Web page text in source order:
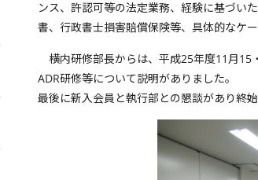
ンス、許認可等の法定業務、経験に基づい
書、行政書士損害賠償保険等、具体的なケ
横内研修部長からは、平成25年度11月15
ADR研修等について説明がありました。
最後に新入会員と執行部との懇談があり終